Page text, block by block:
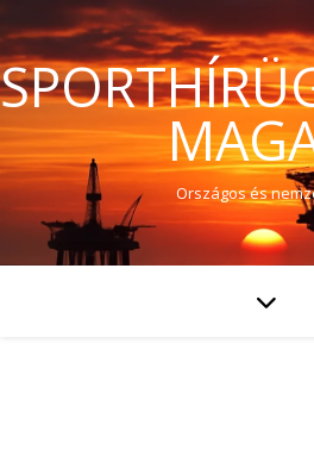
Országos és